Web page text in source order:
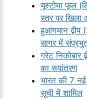
यूस्टोमा फूल
स्तर पर खिला
हुआंगयान
सागर में
ग्रेट निकोबार
का रूपांतरण
भारत की 7 नई
सूची में शामिल